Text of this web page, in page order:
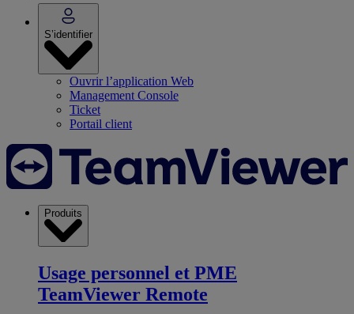
S’identifier
Ouvrir l’application Web
Management Console
Ticket
Portail client
Produits
Usage personnel et PME
TeamViewer Remote